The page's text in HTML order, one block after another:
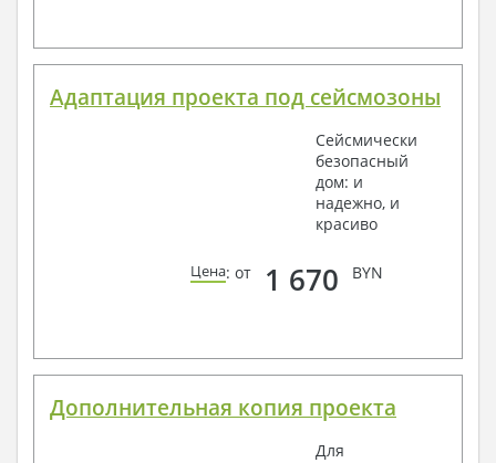
Адаптация проекта под сейсмозоны
Сейсмически
безопасный
дом: и
надежно, и
красиво
Цена: от 1 670 BYN
Дополнительная копия проекта
Для